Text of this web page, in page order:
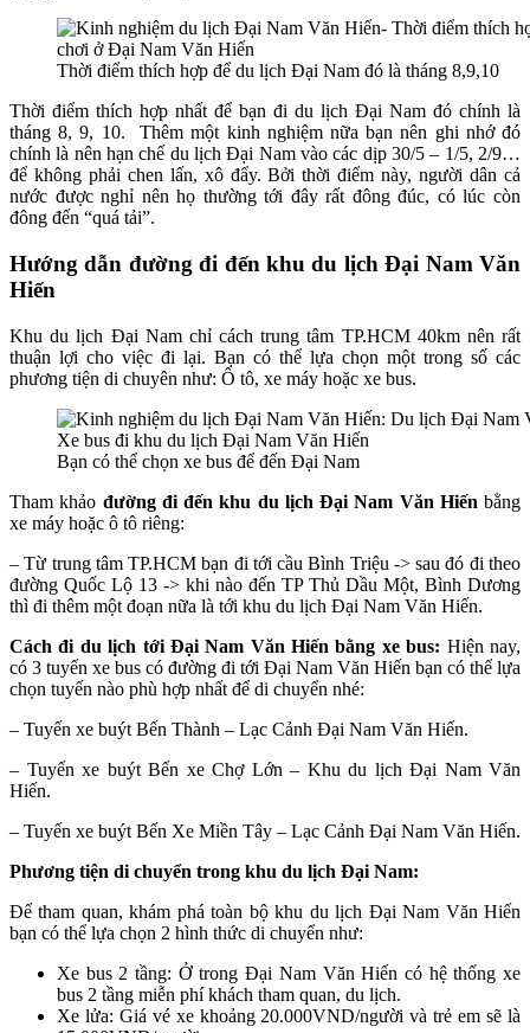
Thời điểm thích hợp để du lịch Đại Nam đó là tháng 8,9,10
Thời điểm thích hợp nhất để bạn đi du lịch Đại Nam đó chính là
tháng 8, 9, 10. Thêm một kinh nghiệm nữa bạn nên ghi nhớ đó
chính là nên hạn chế du lịch Đại Nam vào các dịp 30/5 – 1/5, 2/9…
để không phải chen lấn, xô đẩy. Bởi thời điểm này, người dân cả
nước được nghỉ nên họ thường tới đây rất đông đúc, có lúc còn
đông đến “quá tải”.
Hướng dẫn đường đi đến khu du lịch Đại Nam Văn
Hiến
Khu du lịch Đại Nam chỉ cách trung tâm TP.HCM 40km nên rất
thuận lợi cho việc đi lại. Bạn có thể lựa chọn một trong số các
phương tiện di chuyên như: Ô tô, xe máy hoặc xe bus.
Bạn có thể chọn xe bus để đến Đại Nam
Tham khảo đường đi đến khu du lịch Đại Nam Văn Hiến bằng
xe máy hoặc ô tô riêng:
– Từ trung tâm TP.HCM bạn đi tới cầu Bình Triệu -> sau đó đi theo
đường Quốc Lộ 13 -> khi nào đến TP Thủ Dầu Một, Bình Dương
thì đi thêm một đoạn nữa là tới khu du lịch Đại Nam Văn Hiến.
Cách đi du lịch tới Đại Nam Văn Hiến bằng xe bus: Hiện nay,
có 3 tuyến xe bus có đường đi tới Đại Nam Văn Hiến bạn có thể lựa
chọn tuyến nào phù hợp nhất để di chuyển nhé:
– Tuyến xe buýt Bến Thành – Lạc Cảnh Đại Nam Văn Hiến.
– Tuyến xe buýt Bến xe Chợ Lớn – Khu du lịch Đại Nam Văn
Hiến.
– Tuyến xe buýt Bến Xe Miền Tây – Lạc Cảnh Đại Nam Văn Hiến.
Phương tiện di chuyển trong khu du lịch Đại Nam:
Để tham quan, khám phá toàn bộ khu du lịch Đại Nam Văn Hiến
bạn có thể lựa chọn 2 hình thức di chuyển như:
Xe bus 2 tầng: Ở trong Đại Nam Văn Hiến có hệ thống xe
bus 2 tầng miễn phí khách tham quan, du lịch.
Xe lửa: Giá vé xe khoảng 20.000VND/người và trẻ em sẽ là